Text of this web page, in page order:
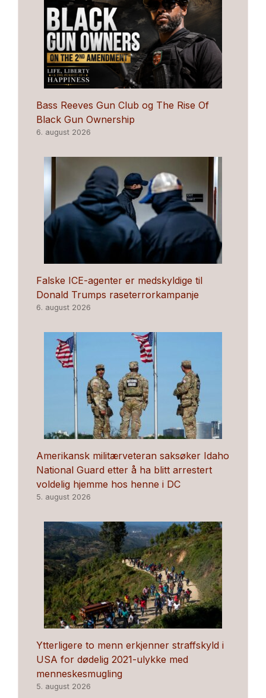
Bass Reeves Gun Club og The Rise Of
Black Gun Ownership
6. august 2026
Falske ICE-agenter er medskyldige til
Donald Trumps raseterrorkampanje
6. august 2026
Amerikansk militærveteran saksøker Idaho
National Guard etter å ha blitt arrestert
voldelig hjemme hos henne i DC
5. august 2026
Ytterligere to menn erkjenner straffskyld i
USA for dødelig 2021-ulykke med
menneskesmugling
5. august 2026